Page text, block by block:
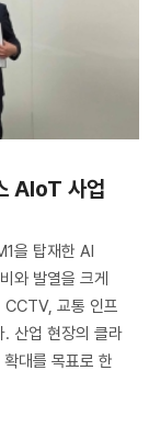
AIoT 사업
을 탑재한 AI
와 발열을 크게
CCTV, 교통 인프
. 산업 현장의 클라
대를 목표로 한